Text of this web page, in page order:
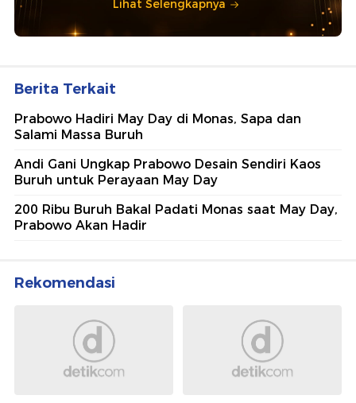
Lihat Selengkapnya
Berita Terkait
Prabowo Hadiri May Day di Monas, Sapa dan
Salami Massa Buruh
Andi Gani Ungkap Prabowo Desain Sendiri Kaos
Buruh untuk Perayaan May Day
200 Ribu Buruh Bakal Padati Monas saat May Day,
Prabowo Akan Hadir
Rekomendasi